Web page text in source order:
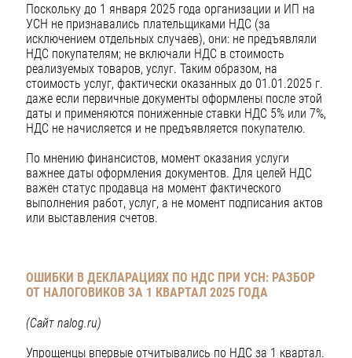
Поскольку до 1 января 2025 года организации и ИП на
УСН не признавались плательщиками НДС (за
исключением отдельных случаев), они: не предъявляли
НДС покупателям; не включали НДС в стоимость
реализуемых товаров, услуг. Таким образом, на
стоимость услуг, фактически оказанных до 01.01.2025 г.
даже если первичные документы оформлены после этой
даты и применяются пониженные ставки НДС 5% или 7%,
НДС не начисляется и не предъявляется покупателю.
По мнению финансистов, момент оказания услуги
важнее даты оформления документов. Для целей НДС
важен статус продавца на момент фактического
выполнения работ, услуг, а не момент подписания актов
или выставления счетов.
ОШИБКИ В ДЕКЛАРАЦИЯХ ПО НДС ПРИ УСН: РАЗБОР
ОТ НАЛОГОВИКОВ ЗА 1 КВАРТАЛ 2025 ГОДА
(Сайт nalog.ru)
Упрощенцы впервые отчитывались по НДС за 1 квартал.